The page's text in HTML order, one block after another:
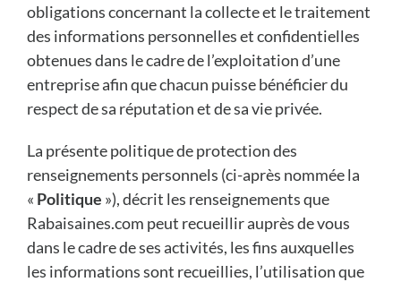
obligations concernant la collecte et le traitement
des informations personnelles et confidentielles
obtenues dans le cadre de l’exploitation d’une
entreprise afin que chacun puisse bénéficier du
respect de sa réputation et de sa vie privée.
La présente politique de protection des
renseignements personnels (ci-après nommée la
« Politique »), décrit les renseignements que
Rabaisaines.com peut recueillir auprès de vous
dans le cadre de ses activités, les fins auxquelles
les informations sont recueillies, l’utilisation que